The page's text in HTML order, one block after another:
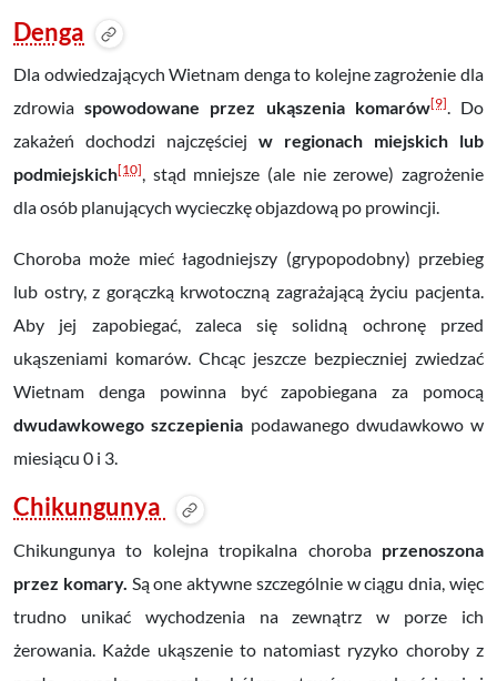
Denga
Dla odwiedzających Wietnam denga to kolejne zagrożenie dla
zdrowiaspowodowane przez ukąszenia komarów[9]. Do
zakażeń dochodzi najczęściej w regionach miejskich lub
podmiejskich[10], stąd mniejsze (ale nie zerowe) zagrożenie
dla osób planujących wycieczkę objazdową po prowincji.
Choroba może mieć łagodniejszy (grypopodobny) przebieg
lub ostry, z gorączką krwotoczną zagrażającą życiu pacjenta.
Aby jej zapobiegać, zaleca się solidną ochronę przed
ukąszeniami komarów. Chcąc jeszcze bezpieczniej zwiedzać
Wietnam denga powinna być zapobiegana za pomocą
dwudawkowego szczepienia podawanego dwudawkowo w
miesiącu 0 i 3.
Chikungunya
Chikungunya to kolejna tropikalna choroba przenoszona
przez komary. Są one aktywne szczególnie w ciągu dnia, więc
trudno unikać wychodzenia na zewnątrz w porze ich
żerowania. Każde ukąszenie to natomiast ryzyko choroby z